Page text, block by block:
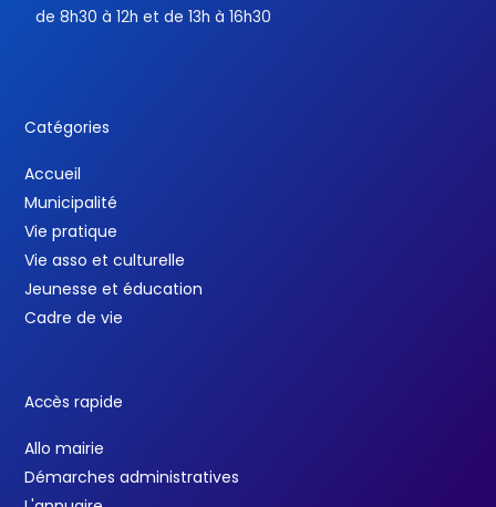
de 8h30 à 12h et de 13h à 16h30
Catégories
Accueil
Municipalité
Vie pratique
Vie asso et culturelle
Jeunesse et éducation
Cadre de vie
Accès rapide
Allo mairie
Démarches administratives